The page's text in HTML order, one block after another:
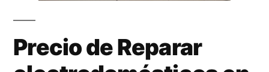
Precio de Reparar